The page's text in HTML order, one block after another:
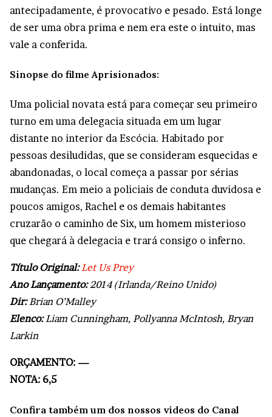
antecipadamente, é provocativo e pesado. Está longe
de ser uma obra prima e nem era este o intuito, mas
vale a conferida.
Sinopse do filme Aprisionados:
Uma policial novata está para começar seu primeiro
turno em uma delegacia situada em um lugar
distante no interior da Escócia. Habitado por
pessoas desiludidas, que se consideram esquecidas e
abandonadas, o local começa a passar por sérias
mudanças. Em meio a policiais de conduta duvidosa e
poucos amigos, Rachel e os demais habitantes
cruzarão o caminho de Six, um homem misterioso
que chegará à delegacia e trará consigo o inferno.
Título Original:Let Us Prey
Ano Lançamento:2014 (Irlanda/Reino Unido)
Dir:Brian O’Malley
Elenco:Liam Cunningham, Pollyanna McIntosh, Bryan
Larkin
ORÇAMENTO: —
NOTA: 6,5
Confira também um dos nossos vídeos do Canal